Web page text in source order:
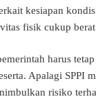
kesiapan
fisik cukup
harus
Apalagi SPPI
risiko